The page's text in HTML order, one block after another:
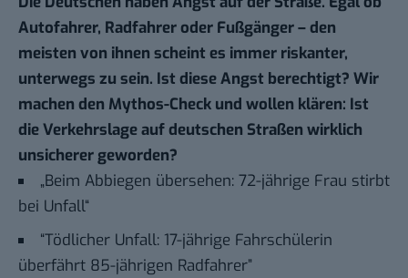
Autofahrer, Radfahrer oder Fußgänger – den
meisten von ihnen scheint es immer riskanter,
unterwegs zu sein. Ist diese Angst berechtigt? Wir
machen den Mythos-Check und wollen klären: Ist
die Verkehrslage auf deutschen Straßen wirklich
unsicherer geworden?
„Beim Abbiegen übersehen: 72-jährige Frau stirbt
bei Unfall“
“Tödlicher Unfall: 17-jährige Fahrschülerin
überfährt 85-jährigen Radfahrer”